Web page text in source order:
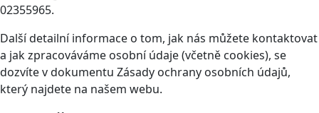
02355965.
Další detailní informace o tom, jak nás můžete kontaktovat
a jak zpracováváme osobní údaje (včetně cookies), se
dozvíte v dokumentu Zásady ochrany osobních údajů,
který najdete na našem webu.